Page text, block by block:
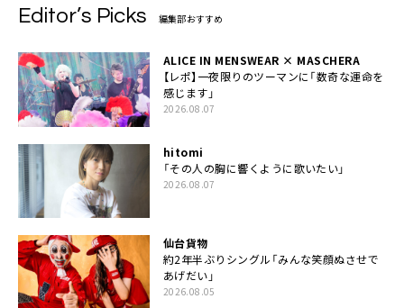
Editor’s Picks 編集部おすすめ
ALICE IN MENSWEAR × MASCHERA
【レポ】一夜限りのツーマンに「数奇な運命を
感じます」
2026.08.07
hitomi
「その人の胸に響くように歌いたい」
2026.08.07
仙台貨物
約2年半ぶりシングル「みんな笑顔ぬさせで
あげだい」
2026.08.05